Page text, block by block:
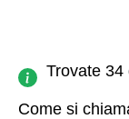
Trovate 34
Come si